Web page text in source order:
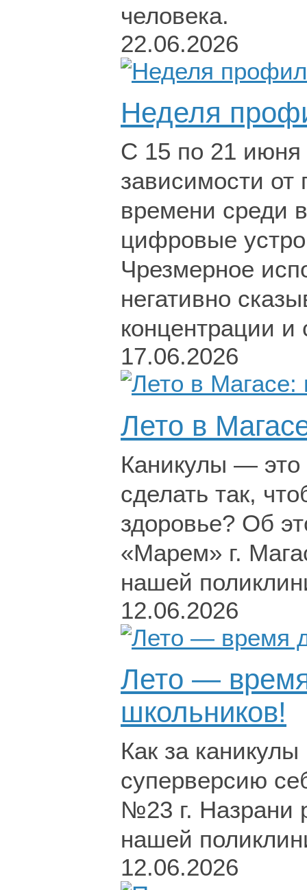
человека.
22.06.2026
Неделя
С 15 по 21 июня
зависимости от
времени среди
цифровые
Чрезмерное
негативно
концентрации и
17.06.2026
Лето в
Каникулы — это
сделать так,
здоровье? Об
«Марем» г.
нашей
12.06.2026
Лето —
школьников!
Как за
суперверсию
№23 г. Назрани
нашей
12.06.2026